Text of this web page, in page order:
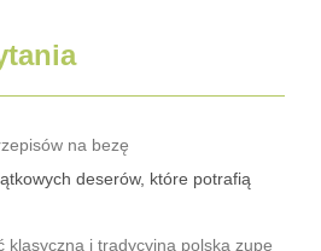
na bezę
deserów, które potrafią
klasyczną i tradycyjną polską zupę